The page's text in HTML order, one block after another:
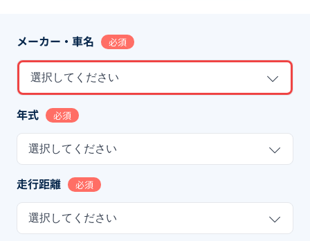
メーカー・車名 必須
選択してください
年式 必須
選択してください
走行距離 必須
選択してください